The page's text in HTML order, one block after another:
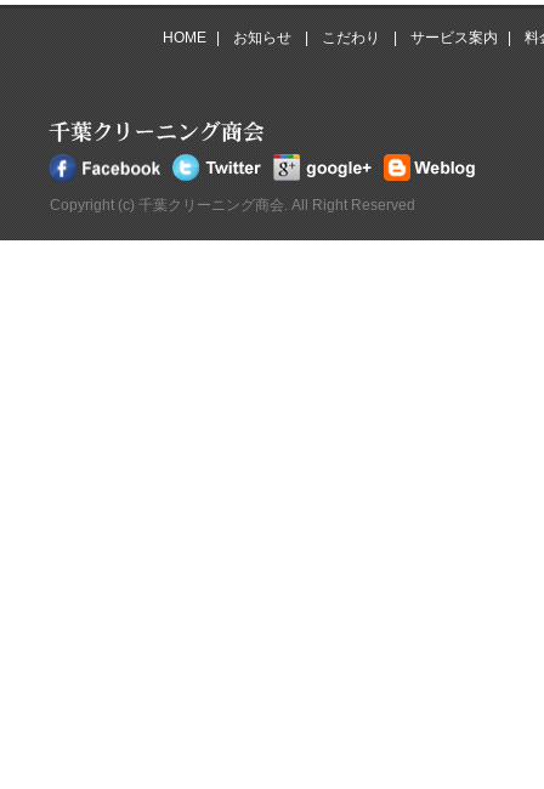
HOME お知らせ こだわり サービス案内 料
Copyright (c) 千葉クリーニング商会. All Right Reserved